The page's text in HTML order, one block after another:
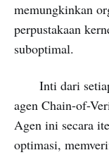
memungkinkan
perpustakaan
suboptimal.
Inti dari setiap
agen Chain-of-
Agen ini secara
optimasi,